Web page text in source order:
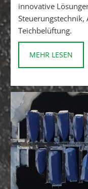
innovative
Teichbelüftung.
MEHR LESEN